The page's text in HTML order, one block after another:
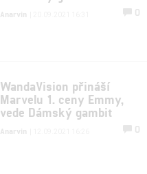
Anarvin 0
WandaVision přináší
Marvelu 1. ceny Emmy,
vede Dámský gambit
Anarvin 0